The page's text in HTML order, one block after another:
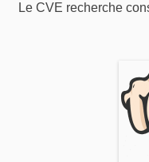
Le CVE recherche